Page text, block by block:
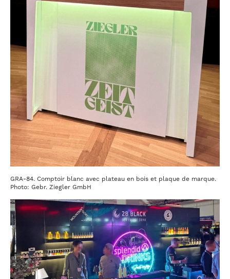
GRA-84. Comptoir blanc avec plateau en bois et plaque de marque.
Photo: Gebr. Ziegler GmbH